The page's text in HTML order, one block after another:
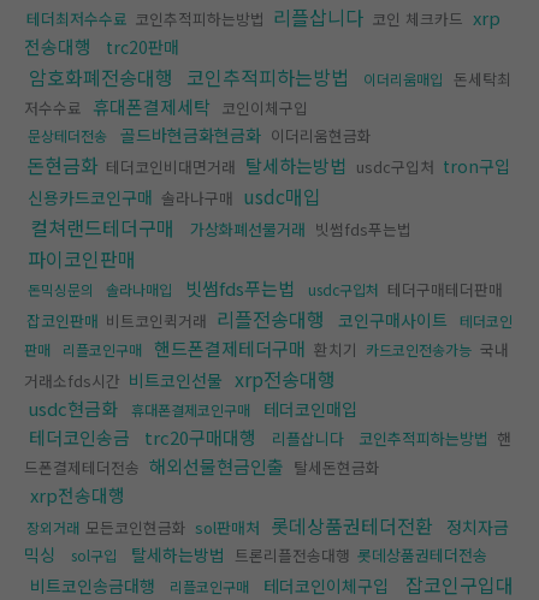
테더최저수수료 코인추적피하는방법 리플삽니다 코인 체크카드 xrp
전송대행
trc20판매
암호화폐전송대행 코인추적피하는방법 이더리움매입
돈세탁최
저수수료 휴대폰결제세탁 코인이체구입
문상테더전송 골드바현금화현금화 이더리움현금화
돈현금화 테더코인비대면거래 탈세하는방법 usdc구입처 tron구입
신용카드코인구매 솔라나구매 usdc매입
컬쳐랜드테더구매
가상화폐선물거래 빗썸fds푸는법
파이코인판매
돈믹싱문의 솔라나매입 빗썸fds푸는법 usdc구입처 테더구매테더판매
잡코인판매 비트코인퀵거래 리플전송대행 코인구매사이트
테더코인
판매
리플코인구매 핸드폰결제테더구매 환치기 카드코인전송가능 국내
거래소fds시간 비트코인선물 xrp전송대행
usdc현금화 휴대폰결제코인구매 테더코인매입
테더코인송금 trc20구매대행 리플삽니다 코인추적피하는방법 핸
드폰결제테더전송 해외선물현금인출 탈세돈현금화
xrp전송대행
장외거래 모든코인현금화 sol판매처 롯데상품권테더전환
정치자금
믹싱
sol구입 탈세하는방법 트론리플전송대행 롯데상품권테더전송
비트코인송금대행 리플코인구매 테더코인이체구입
잡코인구입대